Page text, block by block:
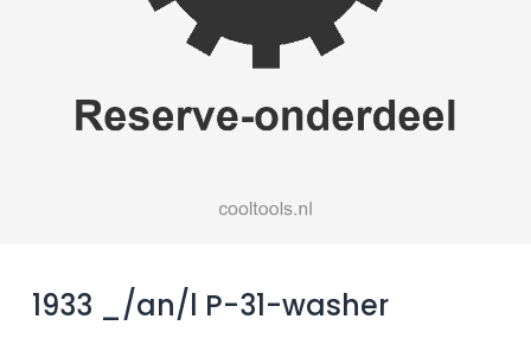
1933 _/an/l P-31-washer